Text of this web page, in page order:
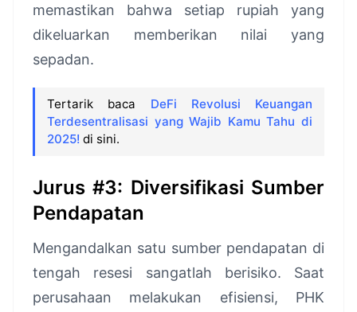
memastikan bahwa setiap rupiah yang
dikeluarkan memberikan nilai yang
sepadan.
Tertarik baca DeFi Revolusi Keuangan
Terdesentralisasi yang Wajib Kamu Tahu di
2025! di sini.
Jurus #3: Diversifikasi Sumber
Pendapatan
Mengandalkan satu sumber pendapatan di
tengah resesi sangatlah berisiko. Saat
perusahaan melakukan efisiensi, PHK